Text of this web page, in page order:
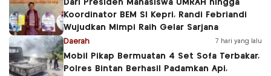
Dari Presiden Mahasiswa UMRAH hingga
Koordinator BEM SI Kepri, Randi Febriandi
Wujudkan Mimpi Raih Gelar Sarjana
Daerah 7 hari yang lalu
Mobil Pikap Bermuatan 4 Set Sofa Terbakar,
Polres Bintan Berhasil Padamkan Api,